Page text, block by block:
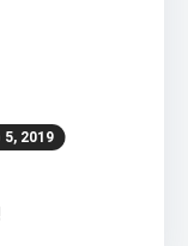
2019